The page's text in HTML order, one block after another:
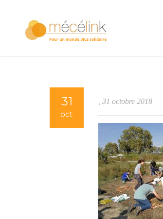
31
oct
, 31 octobre 2018